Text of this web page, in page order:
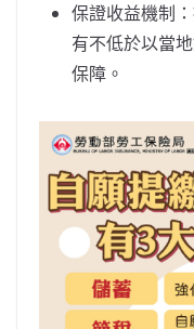
保證收益機制
有不低於以當
保障。